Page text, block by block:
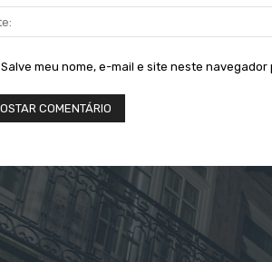
Salve meu nome, e-mail e site neste